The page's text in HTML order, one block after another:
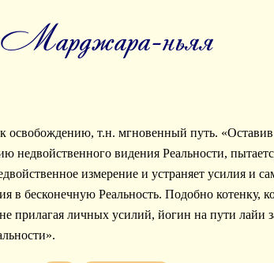
марджара-ньяя
освобождению, т.н. мгновенный путь.
недвойственного видения Реальности,
измерение и устраняет усилия и
в бесконечную Реальность. Подобно котенку,
не прилагая личных усилий, йогин на пути лайи